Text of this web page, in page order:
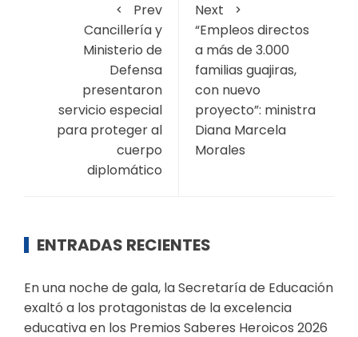
Prev
Cancillería y
Ministerio de
Defensa
presentaron
servicio especial
para proteger al
cuerpo
diplomático
Next
“Empleos directos
a más de 3.000
familias guajiras,
con nuevo
proyecto”: ministra
Diana Marcela
Morales
ENTRADAS RECIENTES
En una noche de gala, la Secretaría de Educación
exaltó a los protagonistas de la excelencia
educativa en los Premios Saberes Heroicos 2026